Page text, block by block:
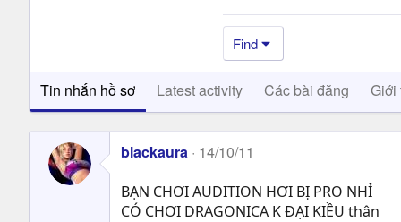
Find
Tin nhắn hồ sơ Latest activity Các bài đăng Giới
blackaura 14/10/11
BẠN CHƠI AUDITION HƠI BỊ PRO NHỈ
CÓ CHƠI DRAGONICA K ĐẠI KIỀU thân